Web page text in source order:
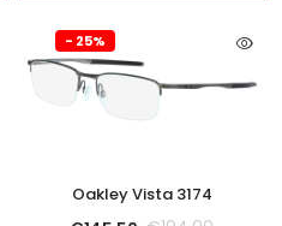
- 25%
Oakley Vista 3174